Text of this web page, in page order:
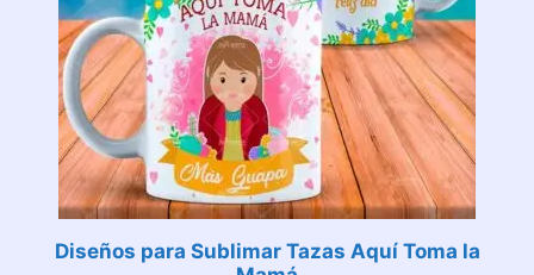
Diseños para Sublimar Tazas Aquí Toma la